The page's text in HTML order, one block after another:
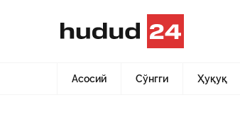
Асосий Сўнгги Ҳуқуқ
Янгиликлар Тошкент